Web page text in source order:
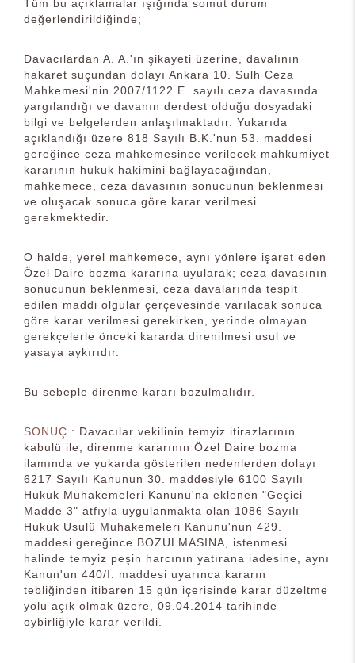
Tüm bu açıklamalar ışığında somut durum
değerlendirildiğinde;
Davacılardan A. A.'ın şikayeti üzerine, davalının
hakaret suçundan dolayı Ankara 10. Sulh Ceza
Mahkemesi'nin 2007/1122 E. sayılı ceza davasında
yargılandığı ve davanın derdest olduğu dosyadaki
bilgi ve belgelerden anlaşılmaktadır. Yukarıda
açıklandığı üzere 818 Sayılı B.K.'nun 53. maddesi
gereğince ceza mahkemesince verilecek mahkumiyet
kararının hukuk hakimini bağlayacağından,
mahkemece, ceza davasının sonucunun beklenmesi
ve oluşacak sonuca göre karar verilmesi
gerekmektedir.
O halde, yerel mahkemece, aynı yönlere işaret eden
Özel Daire bozma kararına uyularak; ceza davasının
sonucunun beklenmesi, ceza davalarında tespit
edilen maddi olgular çerçevesinde varılacak sonuca
göre karar verilmesi gerekirken, yerinde olmayan
gerekçelerle önceki kararda direnilmesi usul ve
yasaya aykırıdır.
Bu sebeple direnme kararı bozulmalıdır.
SONUÇ : Davacılar vekilinin temyiz itirazlarının
kabulü ile, direnme kararının Özel Daire bozma
ilamında ve yukarda gösterilen nedenlerden dolayı
6217 Sayılı Kanunun 30. maddesiyle 6100 Sayılı
Hukuk Muhakemeleri Kanunu'na eklenen "Geçici
Madde 3" atfıyla uygulanmakta olan 1086 Sayılı
Hukuk Usulü Muhakemeleri Kanunu'nun 429.
maddesi gereğince BOZULMASINA, istenmesi
halinde temyiz peşin harcının yatırana iadesine, aynı
Kanun'un 440/I. maddesi uyarınca kararın
tebliğinden itibaren 15 gün içerisinde karar düzeltme
yolu açık olmak üzere, 09.04.2014 tarihinde
oybirliğiyle karar verildi.